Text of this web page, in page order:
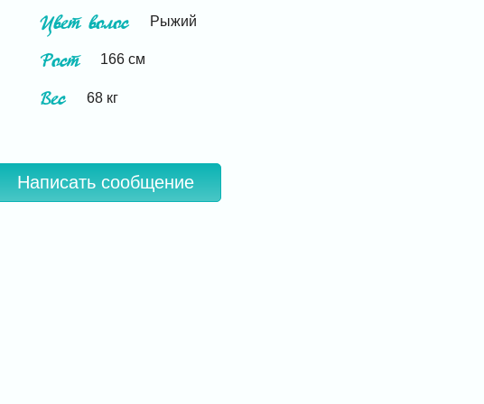
Цвет волос Рыжий
Рост 166см
Вес 68кг
Написать сообщение